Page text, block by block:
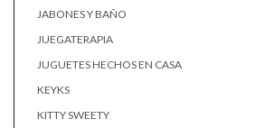
JABONES Y BAÑO
JUEGATERAPIA
JUGUETES HECHOS EN CASA
KEYKS
KITTY SWEETY